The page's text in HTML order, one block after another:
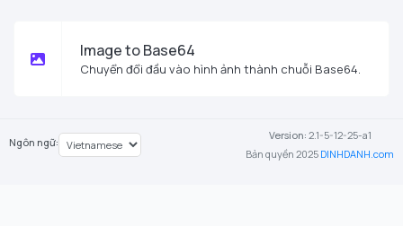
Image to Base64
Chuyển đổi đầu vào hình ảnh thành chuỗi Base64.
Ngôn ngữ: Version: 2.1-5-12-25-a1
Bản quyền 2025 DINHDANH.com